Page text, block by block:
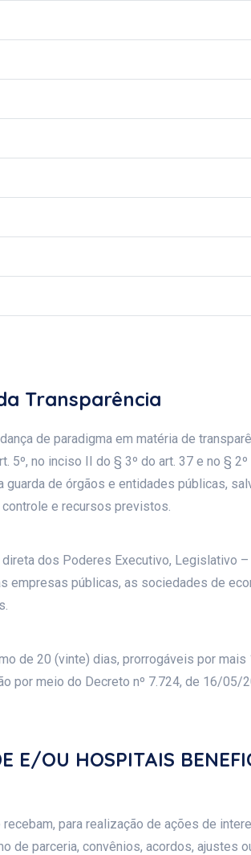
Transparência
de paradigma em matéria de
no inciso II do § 3º do art. 37 e no §
de órgãos e entidades públicas,
e recursos previstos.
dos Poderes Executivo, Legislativo
empresas públicas, as sociedades de
de 20 (vinte) dias, prorrogáveis por
por meio do Decreto nº 7.724, de 16/
E/OU HOSPITAIS
para realização de ações de
parceria, convênios, acordos, ajustes